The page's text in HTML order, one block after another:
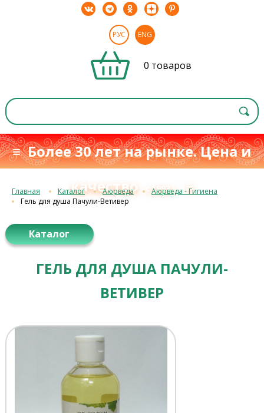
РУС ENG
0 товаров
≡ Более 30 лет на рынке. Цена и
качество с 1993 г.≡
Главная Каталог Аюрведа
Аюрведа - Гигиена
Гель для душа Пачули-Ветивер
Каталог
ГЕЛЬ ДЛЯ ДУША ПАЧУЛИ-
ВЕТИВЕР